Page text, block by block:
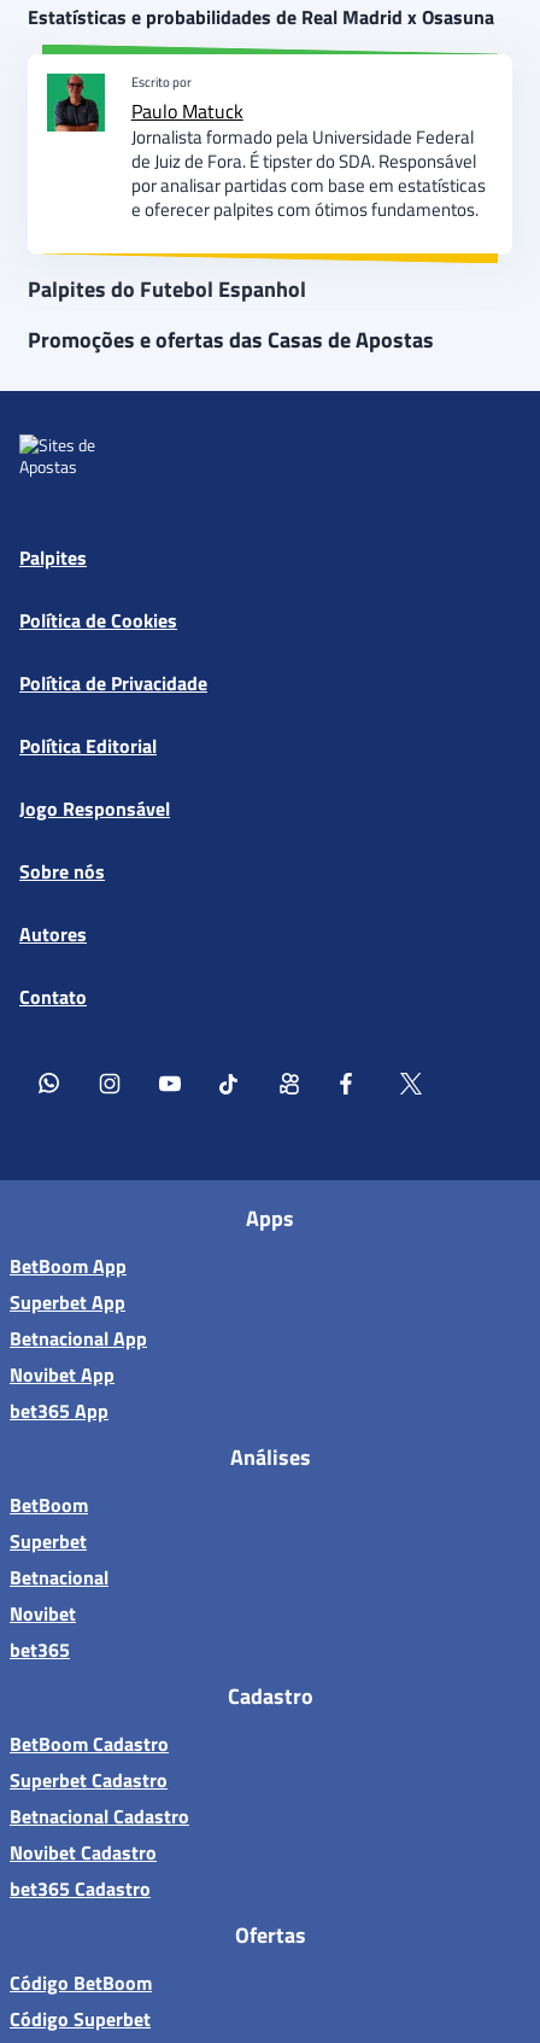
Estatísticas e probabilidades de Real Madrid x Osasuna
Escrito por
Paulo Matuck
Jornalista formado pela Universidade Federal
de Juiz de Fora. É tipster do SDA. Responsável
por analisar partidas com base em estatísticas
e oferecer palpites com ótimos fundamentos.
Palpites do Futebol Espanhol
Promoções e ofertas das Casas de Apostas
Palpites
Política de Cookies
Política de Privacidade
Política Editorial
Jogo Responsável
Sobre nós
Autores
Contato
Apps
BetBoom App
Superbet App
Betnacional App
Novibet App
bet365 App
Análises
BetBoom
Superbet
Betnacional
Novibet
bet365
Cadastro
BetBoom Cadastro
Superbet Cadastro
Betnacional Cadastro
Novibet Cadastro
bet365 Cadastro
Ofertas
Código BetBoom
Código Superbet